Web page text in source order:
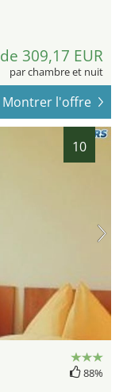
de 309,17 EUR
par chambre et nuit
Montrer l'offre
10
88%